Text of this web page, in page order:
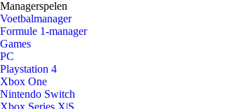
Managerspelen
Voetbalmanager
Formule 1-manager
Games
PC
Playstation 4
Xbox One
Nintendo Switch
Xbox Series X|S